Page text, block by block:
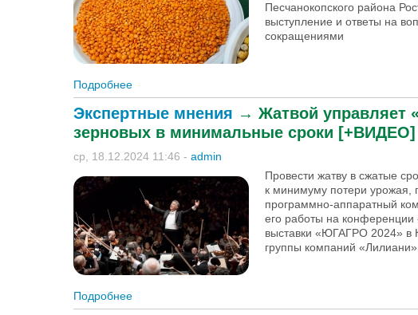
Песчанокопского района
выступление и ответы на
сокращениями
Подробнее
Экспертные мнения → Жатвой управляет
зерновых в минимальные сроки [+ВИДЕО]
ср, 18.12.2024 11:46 - admin
Провести жатву в сжатые
к минимуму потери
программно-аппаратный
его работы на
выставки «ЮГАГРО 2024» в
группы компаний
Подробнее